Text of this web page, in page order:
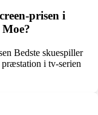
prisen i
Bedste skuespiller
i tv-serien